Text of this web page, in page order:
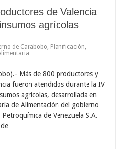
de Valencia
agrícolas
de Carabobo Planificación
Más de 800 productores y
fueron atendidos durante la IV
agrícolas, desarrollada en
de Alimentación del gobierno
de Venezuela S.A.
…